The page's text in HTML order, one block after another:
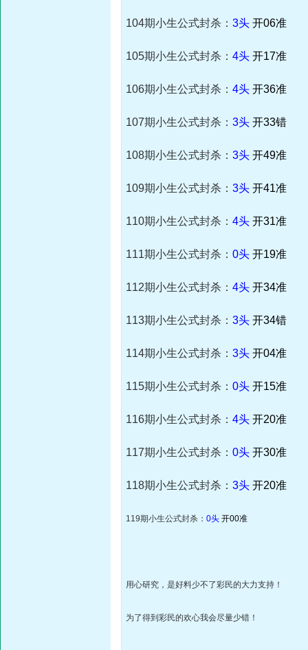
104期小生公式封杀： 3头 开06准
105期小生公式封杀： 4头 开17准
106期小生公式封杀： 4头 开36准
107期小生公式封杀： 3头 开33错
108期小生公式封杀： 3头 开49准
109期小生公式封杀： 3头 开41准
110期小生公式封杀： 4头 开31准
111期小生公式封杀： 0头 开19准
112期小生公式封杀： 4头 开34准
113期小生公式封杀： 3头 开34错
114期小生公式封杀： 3头 开04准
115期小生公式封杀： 0头 开15准
116期小生公式封杀： 4头 开20准
117期小生公式封杀： 0头 开30准
118期小生公式封杀： 3头 开20准
119期小生公式封杀： 0头 开00准
用心研究，是好料少不了彩民的大力支持！
为了得到彩民的欢心我会尽量少错！